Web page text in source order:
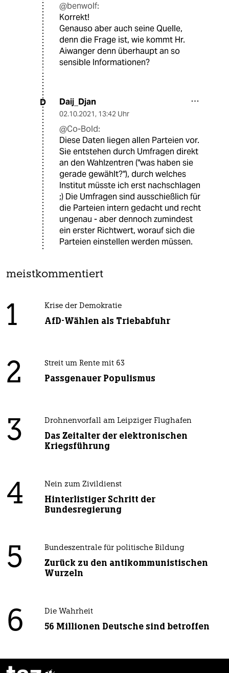
@benwolf:
Korrekt!
Genauso aber auch seine Quelle,
denn die Frage ist, wie kommt Hr.
Aiwanger denn überhaupt an so
sensible Informationen?
D Daij_Djan
02.10.2021, 13:42 Uhr
@Co-Bold:
Diese Daten liegen allen Parteien vor.
Sie entstehen durch Umfragen direkt
an den Wahlzentren ("was haben sie
gerade gewählt?"), durch welches
Institut müsste ich erst nachschlagen
;) Die Umfragen sind ausschießlich für
die Parteien intern gedacht und recht
ungenau - aber dennoch zumindest
ein erster Richtwert, worauf sich die
Parteien einstellen werden müssen.
meistkommentiert
1 Krise der Demokratie
AfD-Wählen als Triebabfuhr
2 Streit um Rente mit 63
Passgenauer Populismus
3 Drohnenvorfall am Leipziger Flughafen
Das Zeitalter der elektronischen
Kriegsführung
4 Nein zum Zivildienst
Hinterlistiger Schritt der
Bundesregierung
5 Bundeszentrale für politische Bildung
Zurück zu den antikommunistischen
Wurzeln
6 Die Wahrheit
56 Millionen Deutsche sind betroffen